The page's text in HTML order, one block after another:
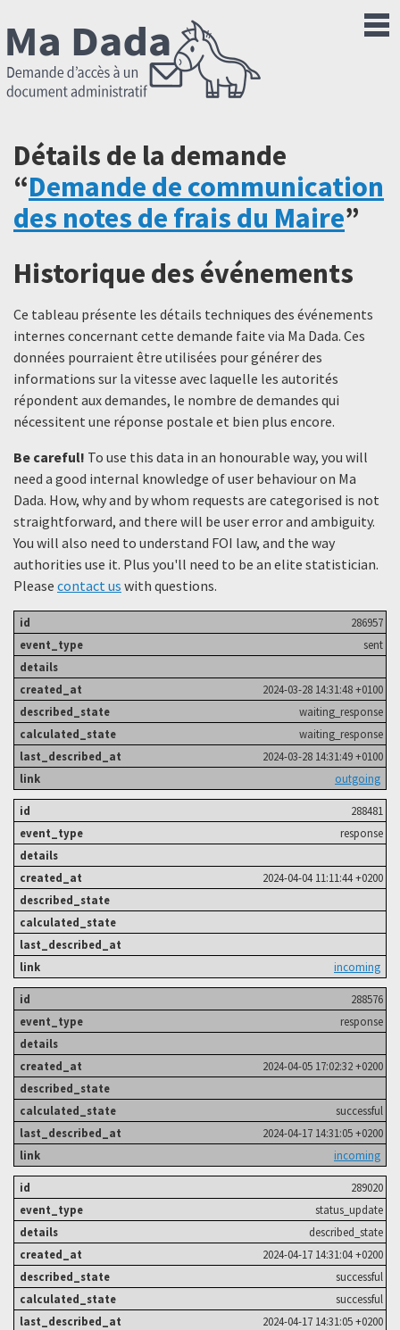
Détails de la demande
“Demande de communication
des notes de frais du Maire”
Historique des événements
Ce tableau présente les détails techniques des événements
internes concernant cette demande faite via Ma Dada. Ces
données pourraient être utilisées pour générer des
informations sur la vitesse avec laquelle les autorités
répondent aux demandes, le nombre de demandes qui
nécessitent une réponse postale et bien plus encore.
Be careful! To use this data in an honourable way, you will
need a good internal knowledge of user behaviour on Ma
Dada. How, why and by whom requests are categorised is not
straightforward, and there will be user error and ambiguity.
You will also need to understand FOI law, and the way
authorities use it. Plus you'll need to be an elite statistician.
Please contact us with questions.
286957
sent
2024-03-28 14:31:48 +0100
waiting_response
waiting_response
2024-03-28 14:31:49 +0100
outgoing
288481
response
2024-04-04 11:11:44 +0200
incoming
288576
response
2024-04-05 17:02:32 +0200
successful
2024-04-17 14:31:05 +0200
incoming
289020
status_update
described_state
2024-04-17 14:31:04 +0200
successful
successful
2024-04-17 14:31:05 +0200